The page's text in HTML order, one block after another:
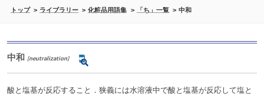
トップ ライブラリー 化粧品用語集 「ち」一覧 中和
中和 [neutralization]
酸と塩基が反応すること．狭義には水溶液中で酸と塩基が反応して塩と